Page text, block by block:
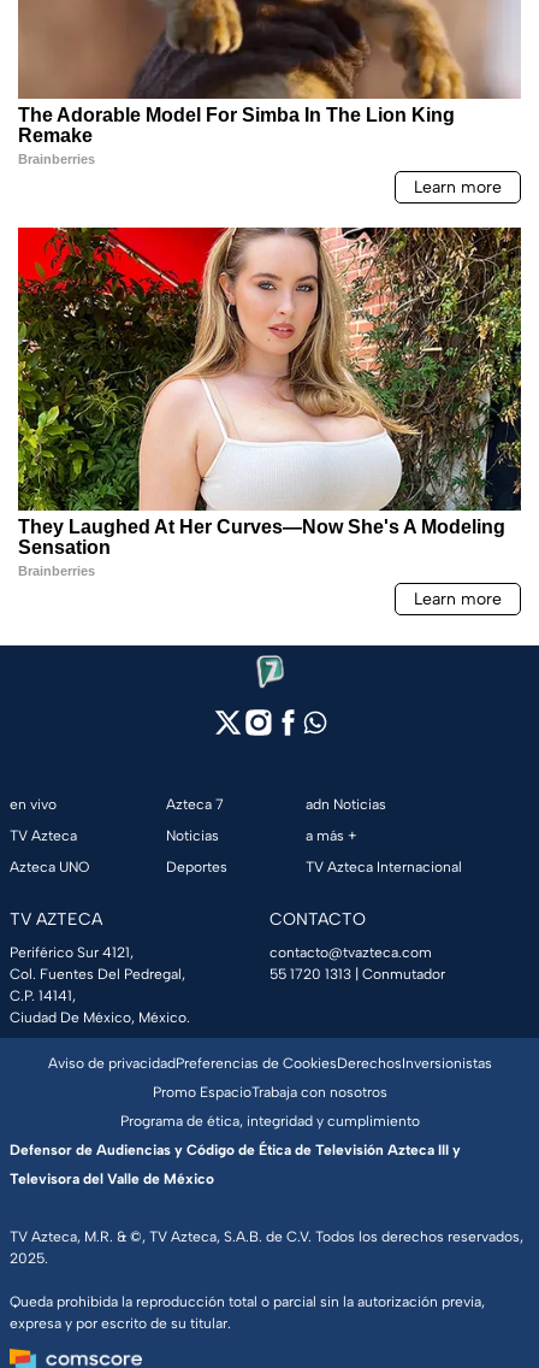
en vivo
TV Azteca
Azteca UNO
Azteca 7
Noticias
Deportes
adn Noticias
a más +
TV Azteca Internacional
TV AZTECA
Periférico Sur 4121,
Col. Fuentes Del Pedregal,
C.P. 14141,
Ciudad De México, México.
CONTACTO
contacto@tvazteca.com
55 1720 1313 | Conmutador
TV Azteca, M.R. & ©, TV Azteca, S.A.B. de C.V. Todos los derechos reservados,
2025.
Queda prohibida la reproducción total o parcial sin la autorización previa,
expresa y por escrito de su titular.
Aviso de privacidadPreferencias de CookiesDerechosInversionistas
Promo EspacioTrabaja con nosotros
Programa de ética, integridad y cumplimiento
Defensor de Audiencias y Código de Ética de Televisión Azteca III y
Televisora del Valle de México